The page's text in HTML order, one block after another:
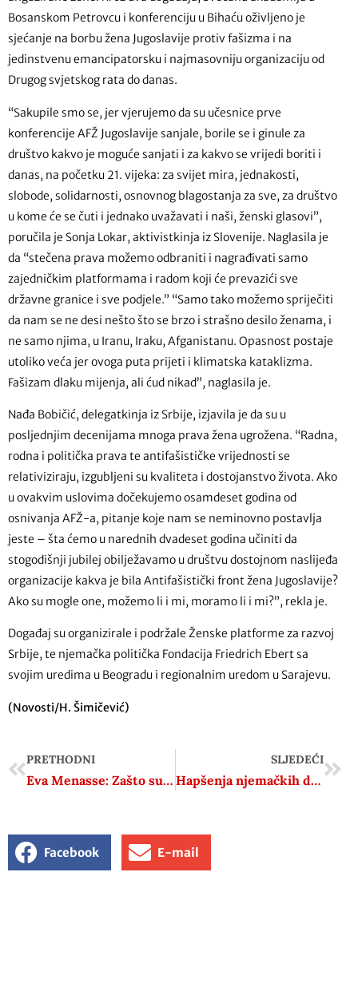
Bosanskom Petrovcu i konferenciju u Bihaću oživljeno je
sjećanje na borbu žena Jugoslavije protiv fašizma i na
jedinstvenu emancipatorsku i najmasovniju organizaciju od
Drugog svjetskog rata do danas.
“Sakupile smo se, jer vjerujemo da su učesnice prve
konferencije AFŽ Jugoslavije sanjale, borile se i ginule za
društvo kakvo je moguće sanjati i za kakvo se vrijedi boriti i
danas, na početku 21. vijeka: za svijet mira, jednakosti,
slobode, solidarnosti, osnovnog blagostanja za sve, za društvo
u kome će se čuti i jednako uvažavati i naši, ženski glasovi”,
poručila je Sonja Lokar, aktivistkinja iz Slovenije. Naglasila je
da “stečena prava možemo odbraniti i nagrađivati samo
zajedničkim platformama i radom koji će prevazići sve
državne granice i sve podjele.” “Samo tako možemo spriječiti
da nam se ne desi nešto što se brzo i strašno desilo ženama, i
ne samo njima, u Iranu, Iraku, Afganistanu. Opasnost postaje
utoliko veća jer ovoga puta prijeti i klimatska kataklizma.
Fašizam dlaku mijenja, ali ćud nikad”, naglasila je.
Nađa Bobičić, delegatkinja iz Srbije, izjavila je da su u
posljednjim decenijama mnoga prava žena ugrožena. “Radna,
rodna i politička prava te antifašističke vrijednosti se
relativiziraju, izgubljeni su kvaliteta i dostojanstvo života. Ako
u ovakvim uslovima dočekujemo osamdeset godina od
osnivanja AFŽ-a, pitanje koje nam se neminovno postavlja
jeste – šta ćemo u narednih dvadeset godina učiniti da
stogodišnji jubilej obilježavamo u društvu dostojnom naslijeđa
organizacije kakva je bila Antifašistički front žena Jugoslavije?
Ako su mogle one, možemo li i mi, moramo li i mi?”, rekla je.
Događaj su organizirale i podržale Ženske platforme za razvoj
Srbije, te njemačka politička Fondacija Friedrich Ebert sa
svojim uredima u Beogradu i regionalnim uredom u Sarajevu.
(Novosti/H. Šimičević)
PRETHODNI
Eva Menasse: Zašto su svi šutjeli toliko dugo?
SLJEDEĆI
Hapšenja njemačkih desničara koji su htjeli obnoviti Drugi Rajh
Facebook E-mail